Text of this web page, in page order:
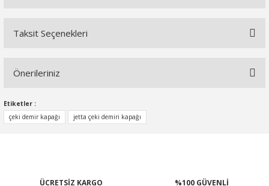
Taksit Seçenekleri
Önerileriniz
Bu ürünün fiyat bilgisi, resim, ürün açıklamalarında ve diğer
konularda yetersiz gördüğünüz noktaları öneri formunu
kullanarak tarafımıza iletebilirsiniz.
Etiketler :
çeki demir kapağı
jetta çeki demiri kapağı
ÜCRETSİZ KARGO %100 GÜVENLİ